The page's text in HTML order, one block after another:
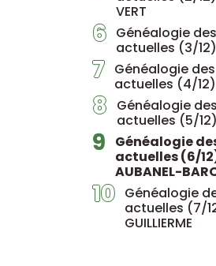
VERT
6 Généalogie
actuelles (3/12)
7 Généalogie
actuelles (4/12)
8
Généalogie
actuelles (5/12)
9
Généalogie
actuelles (6/
AUBANEL-
10 Généalogie
actuelles (7/
GUILLIERME